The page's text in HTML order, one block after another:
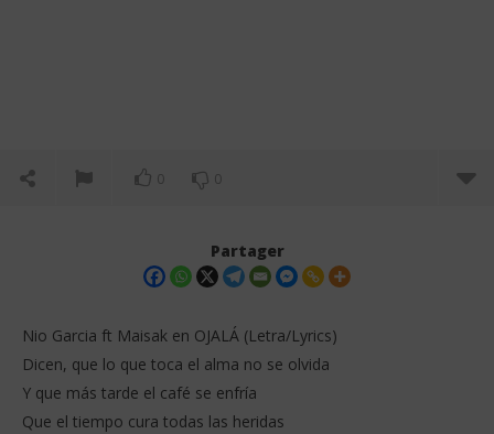
0 0
Partager
Nio Garcia ft Maisak en OJALÁ (Letra/Lyrics)
Dicen, que lo que toca el alma no se olvida
Y que más tarde el café se enfría
Que el tiempo cura todas las heridas